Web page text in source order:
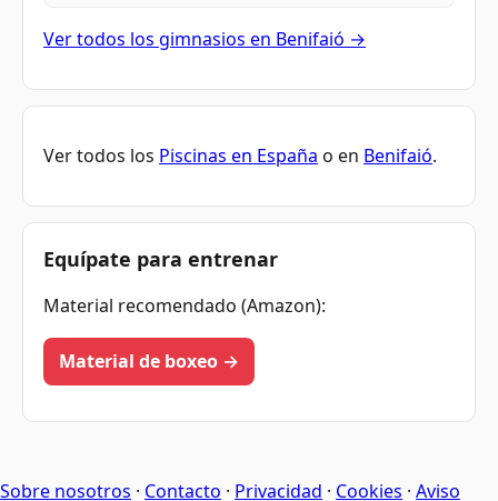
Ver todos los gimnasios en Benifaió →
Ver todos los Piscinas en España o en Benifaió.
Equípate para entrenar
Material recomendado (Amazon):
Material de boxeo →
Sobre nosotros · Contacto · Privacidad · Cookies · Aviso